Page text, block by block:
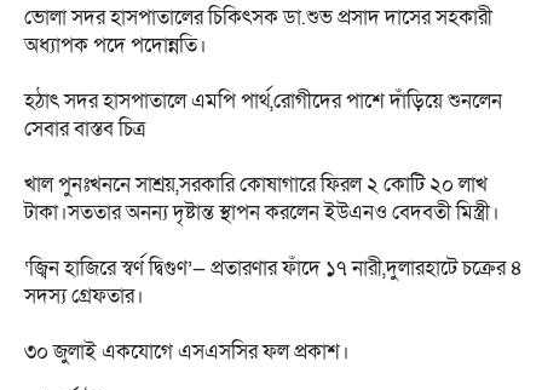
ভোলা সদর হাসপাতালের চিকিৎসক ডা.শুভ প্রসাদ দাসের সহকারী
অধ্যাপক পদে পদোন্নতি।
হঠাৎ সদর হাসপাতালে এমপি পার্থ,রোগীদের পাশে দাঁড়িয়ে শুনলেন
সেবার বাস্তব চিত্র
খাল পুনঃখননে সাশ্রয়,সরকারি কোষাগারে ফিরল ২ কোটি ২০ লাখ
টাকা।সততার অনন্য দৃষ্টান্ত স্থাপন করলেন ইউএনও বেদবতী মিস্ত্রী।
‘জ্বিন হাজিরে স্বর্ণ দ্বিগুণ’— প্রতারণার ফাঁদে ১৭ নারী,দুলারহাটে চক্রের ৪
সদস্য গ্রেফতার।
৩০ জুলাই একযোগে এসএসসির ফল প্রকাশ।